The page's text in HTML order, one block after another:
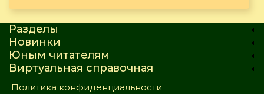
Разделы
Новинки
Юным читателям
Виртуальная справочная
Политика конфиденциальности